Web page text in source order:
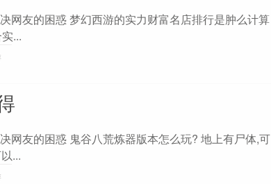
网友的困惑 梦幻西游的实力财富名店排行是肿么计算
...
网友的困惑 鬼谷八荒炼器版本怎么玩? 地上有尸体,可
...